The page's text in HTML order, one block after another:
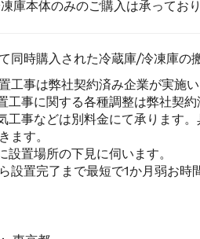
庫本体のみのご購入は承っており
同時購入された冷蔵庫/冷凍庫の
工事は弊社契約済み企業が実施い
工事に関する各種調整は弊社契
工事などは別料金にて承ります
ます。
設置場所の下見に伺います。
設置完了まで最短で1か月弱お時